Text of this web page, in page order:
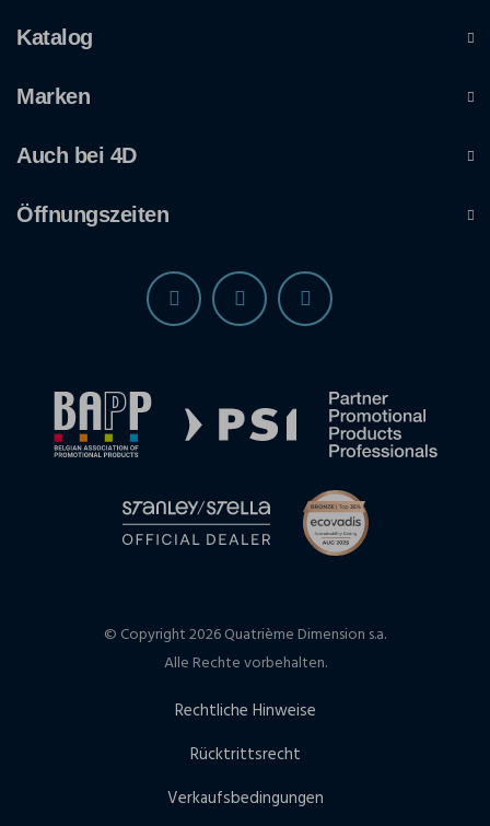
Katalog
Marken
Auch bei 4D
Öffnungszeiten
© Copyright 2026 Quatrième Dimension s.a.
Alle Rechte vorbehalten.
Rechtliche Hinweise
Rücktrittsrecht
Verkaufsbedingungen